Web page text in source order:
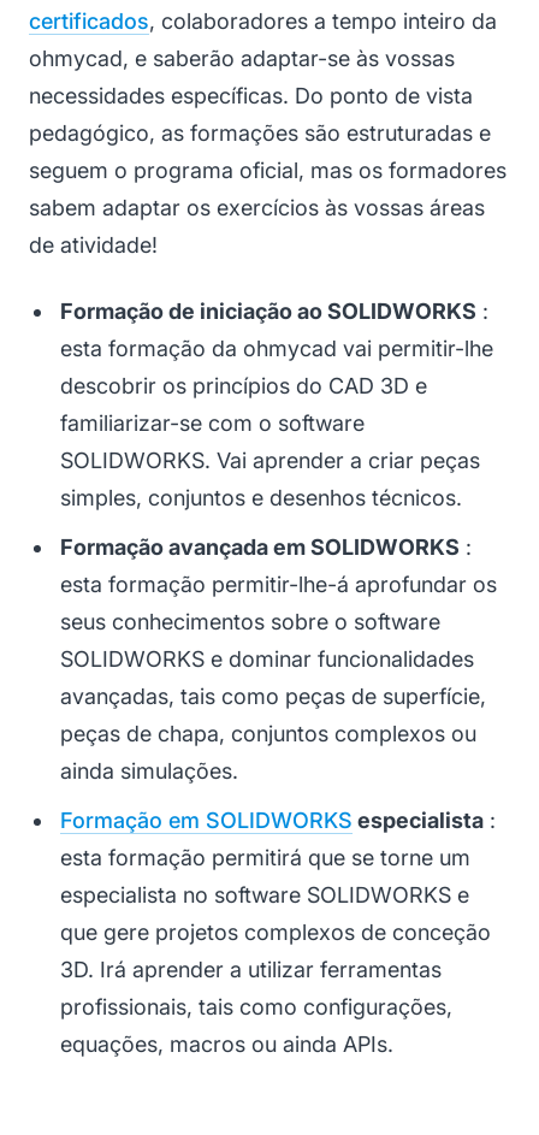
certificados, colaboradores a tempo inteiro da
ohmycad, e saberão adaptar-se às vossas
necessidades específicas. Do ponto de vista
pedagógico, as formações são estruturadas e
seguem o programa oficial, mas os formadores
sabem adaptar os exercícios às vossas áreas
de atividade!
Formação de iniciação ao SOLIDWORKS :
esta formação da ohmycad vai permitir-lhe
descobrir os princípios do CAD 3D e
familiarizar-se com o software
SOLIDWORKS. Vai aprender a criar peças
simples, conjuntos e desenhos técnicos.
Formação avançada em SOLIDWORKS :
esta formação permitir-lhe-á aprofundar os
seus conhecimentos sobre o software
SOLIDWORKS e dominar funcionalidades
avançadas, tais como peças de superfície,
peças de chapa, conjuntos complexos ou
ainda simulações.
Formação em SOLIDWORKS especialista :
esta formação permitirá que se torne um
especialista no software SOLIDWORKS e
que gere projetos complexos de conceção
3D. Irá aprender a utilizar ferramentas
profissionais, tais como configurações,
equações, macros ou ainda APIs.